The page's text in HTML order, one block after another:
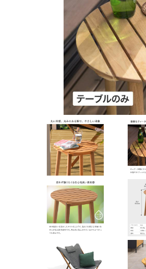
特定商取引法について
プライバシーポリシー